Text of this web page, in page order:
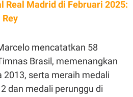
Real Madrid di Februari 2025:
Rey
mencatatkan 58
Brasil, memenangkan
2013, serta meraih medali
dan medali perunggu di